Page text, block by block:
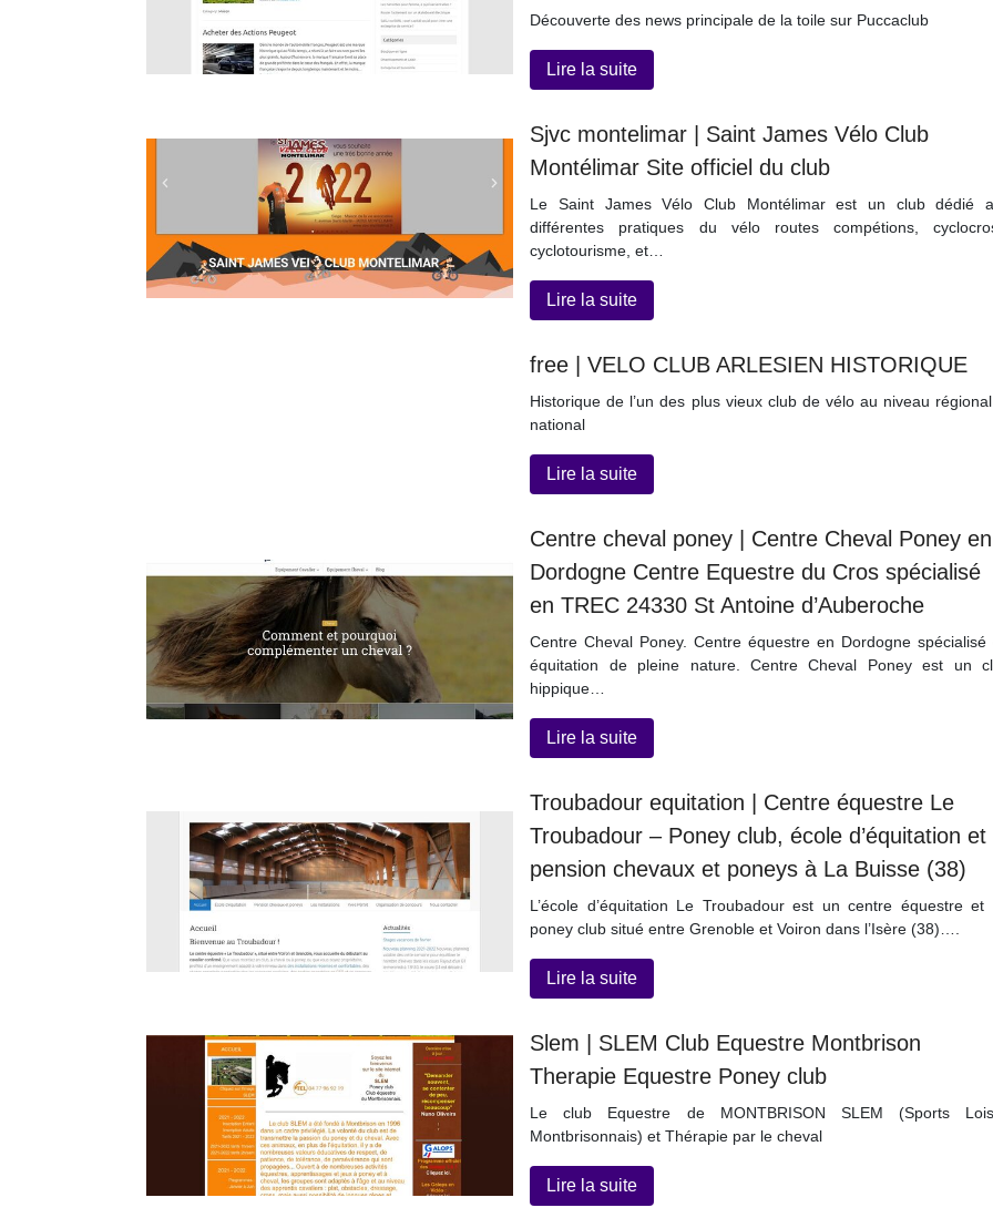
Découverte des news principale de la toile sur Puccaclub
Lire la suite
Sjvc montelimar | Saint James Vélo Club
Montélimar Site officiel du club
Le Saint James Vélo Club Montélimar est un club dédié
différentes pratiques du vélo routes compétions,
cyclotourisme, et…
Lire la suite
free | VELO CLUB ARLESIEN HISTORIQUE
Historique de l’un des plus vieux club de vélo au niveau
national
Lire la suite
Centre cheval poney | Centre Cheval Poney en
Dordogne Centre Equestre du Cros spécialisé
en TREC 24330 St Antoine d’Auberoche
Centre Cheval Poney. Centre équestre en Dordogne spécialisé
équitation de pleine nature. Centre Cheval Poney est un
hippique…
Lire la suite
Troubadour equitation | Centre équestre Le
Troubadour – Poney club, école d’équitation et
pension chevaux et poneys à La Buisse (38)
L’école d’équitation Le Troubadour est un centre équestre et
poney club situé entre Grenoble et Voiron dans l’Isère (38)….
Lire la suite
Slem | SLEM Club Equestre Montbrison
Therapie Equestre Poney club
Le club Equestre de MONTBRISON SLEM (Sports
Montbrisonnais) et Thérapie par le cheval
Lire la suite